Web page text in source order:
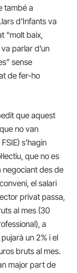
també a
d’Infants va
“molt baix,
parlar d’un
sense
de fer-ho
que aquest
no van
s’hagin
que no es
negociant des de
el salari
privat passa,
al mes (30
a
un 2% i el
bruts al mes.
major part de